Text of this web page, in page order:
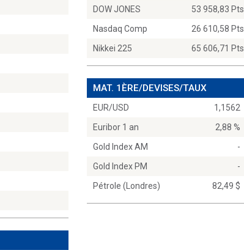
DOW JONES
53 958,83 Pts
Nasdaq Comp
26 610,58 Pts
Nikkei 225
65 606,71 Pts
MAT. 1ÈRE/DEVISES/TAUX
EUR/USD 1,1562
Euribor 1 an
2,88 %
Gold Index AM
-
Gold Index PM
-
Pétrole (Londres)
82,49 $